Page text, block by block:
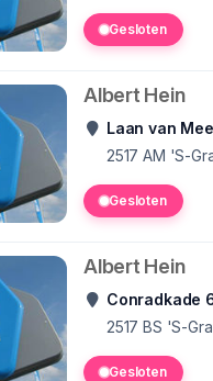
Gesloten
Albert Hein
Laan van
2517 AM 'S-
Gesloten
Albert Hein
Conradkade
2517 BS 'S-
Gesloten